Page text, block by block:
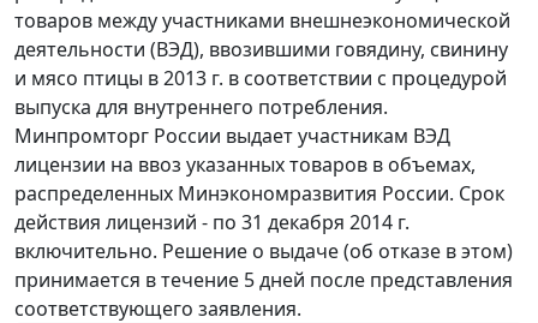
товаров между участниками внешнеэкономической
деятельности (ВЭД), ввозившими говядину, свинину
и мясо птицы в 2013 г. в соответствии с процедурой
выпуска для внутреннего потребления.
Минпромторг России выдает участникам ВЭД
лицензии на ввоз указанных товаров в объемах,
распределенных Минэкономразвития России. Срок
действия лицензий - по 31 декабря 2014 г.
включительно. Решение о выдаче (об отказе в этом)
принимается в течение 5 дней после представления
соответствующего заявления.